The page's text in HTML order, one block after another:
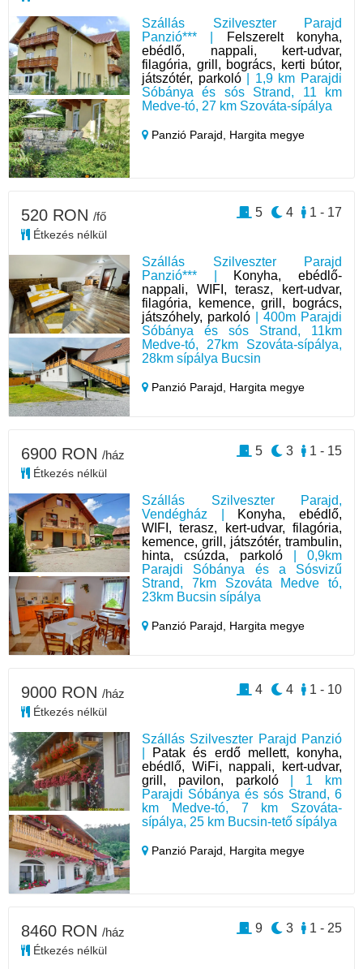
Szállás Szilveszter Parajd
Panzió*** |
Felszerelt konyha,
ebédlő, nappali, kert-udvar,
filagória, grill, bogrács, kerti bútor,
játszótér, parkoló| 1,9 km Parajdi
Sóbánya és sós Strand, 11 km
Medve-tó, 27 km Szováta-sípálya
Panzió Parajd, Hargita megye
Szállás Szilveszter Parajd
Panzió*** | Konyha, ebédlő-
nappali, WIFI, terasz, kert-udvar,
filagória, kemence, grill, bogrács,
játszóhely, parkoló | 400m Parajdi
Sóbánya és sós Strand, 11km
Medve-tó, 27km Szováta-sípálya,
28km sípálya Bucsin
Panzió Parajd, Hargita megye
520 RON /fő
Étkezés nélkül
1 - 17
4
5
Szállás Szilveszter Parajd,
Vendégház | Konyha, ebédlő,
WIFI, terasz, kert-udvar, filagória,
kemence, grill, játszótér, trambulin,
hinta, csúzda, parkoló| 0,9km
Parajdi Sóbánya és a Sósvizű
Strand, 7km Szováta Medve tó,
23km Bucsin sípálya
Panzió Parajd, Hargita megye
6900 RON /ház
Étkezés nélkül
1 - 15
3
5
Szállás Szilveszter Parajd Panzió
Patak és erdő mellett, konyha,
ebédlő, WiFi, nappali, kert-udvar,
grill, pavilon, parkoló| 1 km
Parajdi Sóbánya és sós Strand, 6
km Medve-tó, 7 km Szováta-
sípálya, 25 km Bucsin-tető sípálya
Panzió Parajd, Hargita megye
9000 RON /ház
Étkezés nélkül
1 - 10
4
4
8460 RON /ház
Étkezés nélkül
1 - 25
3
9